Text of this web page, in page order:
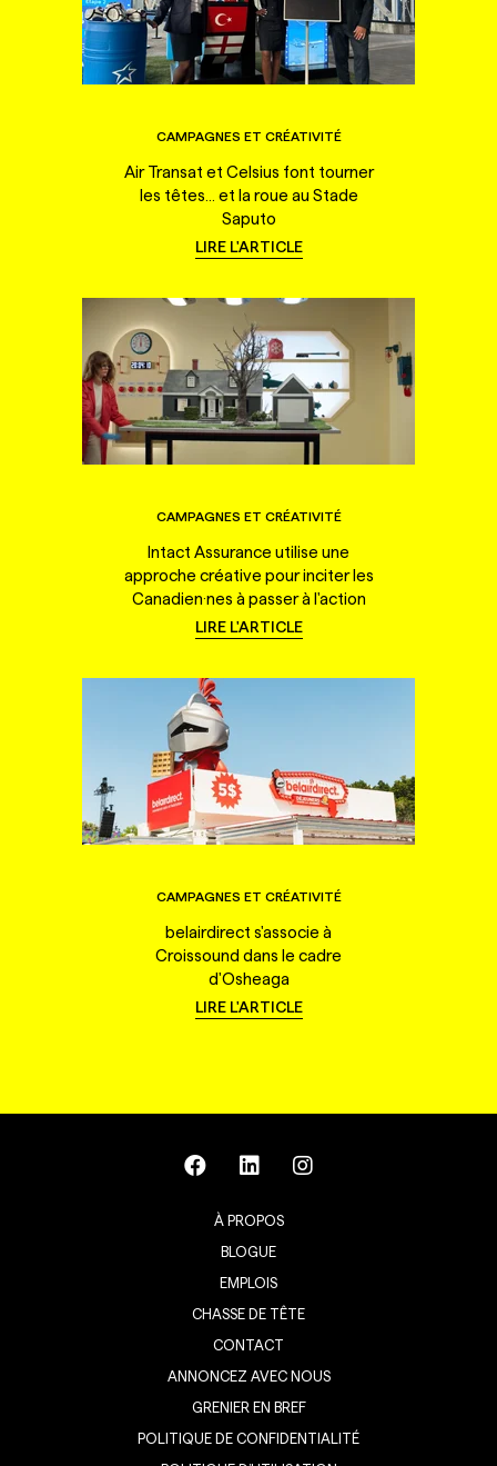
CAMPAGNES ET CRÉATIVITÉ
Air Transat et Celsius font tourner
les têtes... et la roue au Stade
Saputo
LIRE L'ARTICLE
CAMPAGNES ET CRÉATIVITÉ
Intact Assurance utilise une
approche créative pour inciter les
Canadien·nes à passer à l'action
LIRE L'ARTICLE
CAMPAGNES ET CRÉATIVITÉ
belairdirect s'associe à
Croissound dans le cadre
d'Osheaga
LIRE L'ARTICLE
À PROPOS
BLOGUE
EMPLOIS
CHASSE DE TÊTE
CONTACT
ANNONCEZ AVEC NOUS
GRENIER EN BREF
POLITIQUE DE CONFIDENTIALITÉ